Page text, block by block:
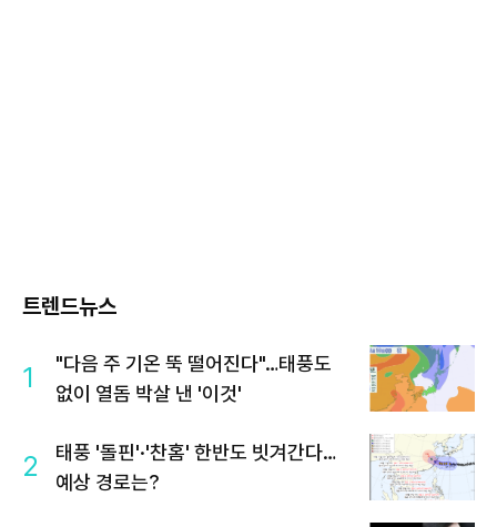
트렌드뉴스
1
"다음 주 기온 뚝 떨어진다"…태풍도
없이 열돔 박살 낸 '이것'
2
태풍 '돌핀'·'찬홈' 한반도 빗겨간다…
예상 경로는?